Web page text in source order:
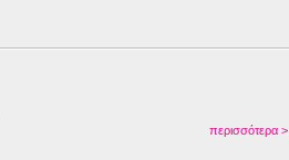
περισσότερα >